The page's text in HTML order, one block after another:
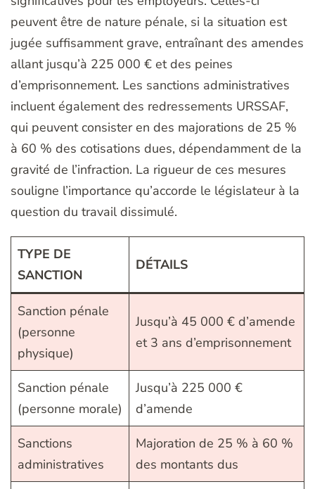
peuvent être de nature pénale, si la situation est
jugée suffisamment grave, entraînant des amendes
allant jusqu’à 225 000 € et des peines
d’emprisonnement. Les sanctions administratives
incluent également des redressements URSSAF,
qui peuvent consister en des majorations de 25 %
à 60 % des cotisations dues, dépendamment de la
gravité de l’infraction. La rigueur de ces mesures
souligne l’importance qu’accorde le législateur à la
question du travail dissimulé.
TYPE DE
SANCTION
DÉTAILS
Sanction pénale
(personne
physique)
Jusqu’à 45 000 € d’amende
et 3 ans d’emprisonnement
Sanction pénale
(personne morale)
Jusqu’à 225 000 €
d’amende
Sanctions
administratives
Majoration de 25 % à 60 %
des montants dus